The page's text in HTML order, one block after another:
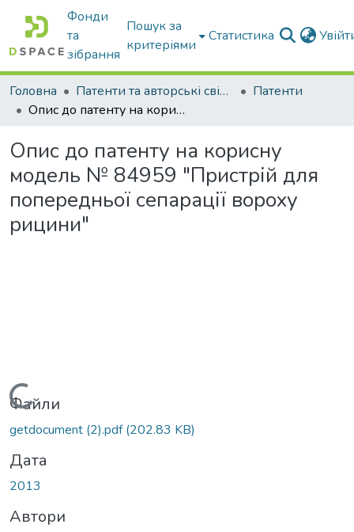
Фонди
та
зібрання
Пошук за
критеріями
Статистика
Головна Патенти та авторські свідоцтва
Патенти
Опис до патенту на корисну модель № 84959 "Пристрій для попередньої сепарації вороху рицини"
Опис до патенту на корисну
модель № 84959 "Пристрій для
попередньої сепарації вороху
рицини"
Вантажиться...
Файли
getdocument (2).pdf(202.83 KB)
Дата
2013
Автори